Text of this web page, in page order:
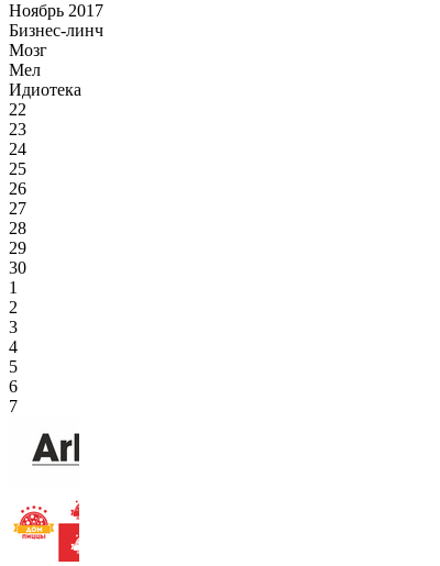
Ноябрь 2017
Бизнес-линч
Мозг
Мел
Идиотека
22
23
24
25
26
27
28
29
30
1
2
3
4
5
6
7